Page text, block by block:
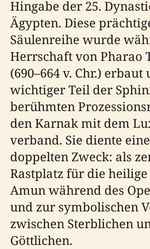
Hingabe der 25.
Ägypten. Diese
Säulenreihe wurde
Herrschaft von Pharao
(690–664 v. Chr.)
wichtiger Teil der
berühmten
den Karnak mit dem
verband. Sie diente
doppelten Zweck: als
Rastplatz für die heilige
Amun während des
und zur symbolischen
zwischen Sterblichen
Göttlichen.